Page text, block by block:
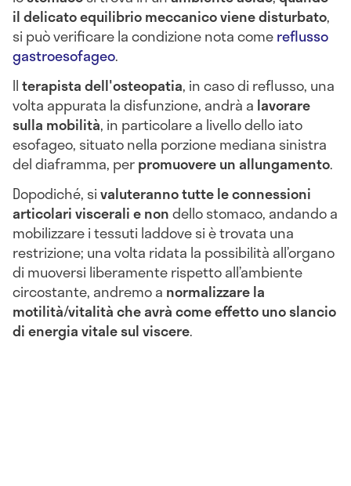
il delicato equilibrio meccanico viene disturbato,
si può verificare la condizione nota comereflusso
gastroesofageo.
Ilterapista dell'osteopatia, in caso di reflusso, una
volta appurata la disfunzione, andrà a lavorare
sulla mobilità, in particolare a livello dello iato
esofageo, situato nella porzione mediana sinistra
del diaframma, perpromuovere un allungamento.
Dopodiché, sivaluteranno tutte le connessioni
articolari visceralie nondello stomaco, andando a
mobilizzare i tessuti laddove si è trovata una
restrizione; una volta ridata la possibilità all’organo
di muoversi liberamente rispetto all’ambiente
circostante, andremo a normalizzare la
motilità/vitalità che avrà come effetto uno slancio
di energia vitale sul viscere.